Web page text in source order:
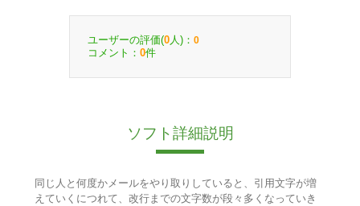
ユーザーの評価(0 人)： 0
コメント： 0件
ソフト詳細説明
同じ人と何度かメールをやり取りしていると、引用文字が増
えていくにつれて、改行までの文字数が段々多くなっていき